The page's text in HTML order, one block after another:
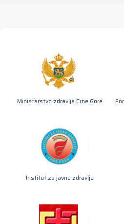
Ministarstvo zdravlja Crne Gore
Institut za javno zdravlje